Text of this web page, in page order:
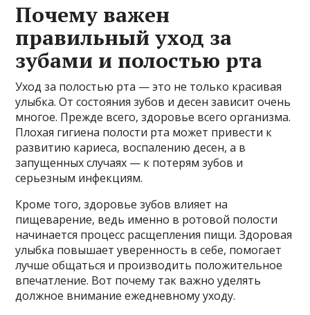
Почему важен
правильный уход за
зубами и полостью рта
Уход за полостью рта — это не только красивая
улыбка. От состояния зубов и десен зависит очень
многое. Прежде всего, здоровье всего организма.
Плохая гигиена полости рта может привести к
развитию кариеса, воспалению десен, а в
запущенных случаях — к потерям зубов и
серьезным инфекциям.
Кроме того, здоровье зубов влияет на
пищеварение, ведь именно в ротовой полости
начинается процесс расщепления пищи. Здоровая
улыбка повышает уверенность в себе, помогает
лучше общаться и производить положительное
впечатление. Вот почему так важно уделять
должное внимание ежедневному уходу.